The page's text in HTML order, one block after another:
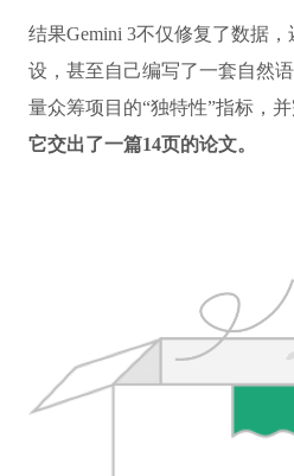
结果Gemini 3不仅修复了数据
设，甚至自己编写了一套自然
量众筹项目的“独特性”指标，并
它交出了一篇14页的论文。